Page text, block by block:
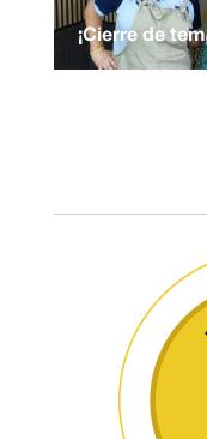
¡Cierre de